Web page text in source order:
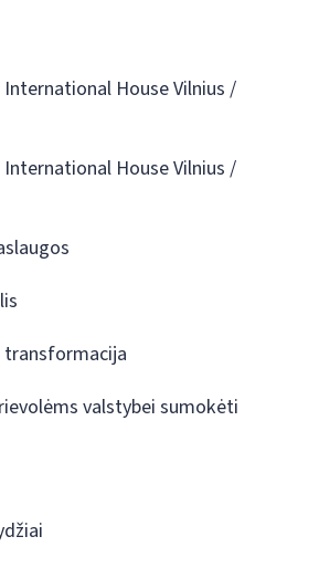
House Vilnius /
International House Vilnius /
transformacija
valstybei sumokėti